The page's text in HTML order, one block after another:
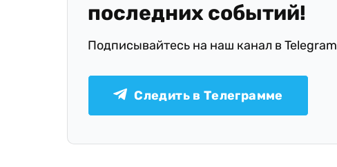
последних событий!
Подписывайтесь на наш канал в Telegram
Следить в Телеграмме